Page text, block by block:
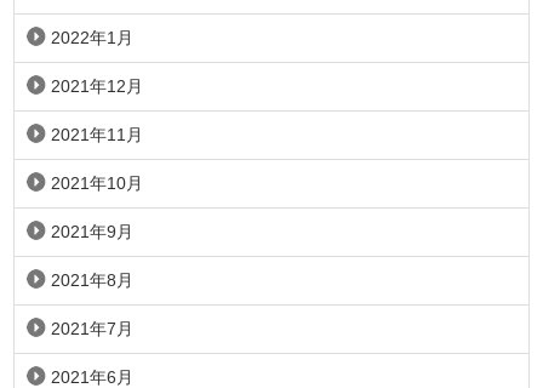
2022年1月
2021年12月
2021年11月
2021年10月
2021年9月
2021年8月
2021年7月
2021年6月